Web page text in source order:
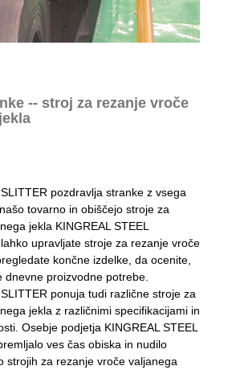
-- stroj za rezanje vroče
pozdravlja stranke z vsega
tovarno in obiščejo stroje za
jekla KINGREAL STEEL
upravljate stroje za rezanje vroče
končne izdelke, da ocenite,
dnevne proizvodne potrebe.
ponuja tudi različne stroje za
jekla z različnimi specifikacijami in
Osebje podjetja KINGREAL STEEL
ves čas obiska in nudilo
strojih za rezanje vroče valjanega